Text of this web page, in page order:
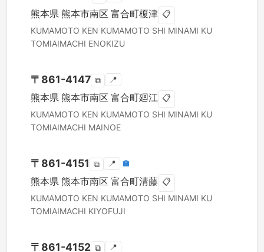
熊本県 熊本市南区 富合町榎津 📋
KUMAMOTO KEN KUMAMOTO SHI MINAMI KU
TOMIAIMACHI ENOKIZU
〒 861-4147 ⧉ 📍
熊本県 熊本市南区 富合町廻江 📋
KUMAMOTO KEN KUMAMOTO SHI MINAMI KU
TOMIAIMACHI MAINOE
〒 861-4151 ⧉ 📍 🏣
熊本県 熊本市南区 富合町清藤 📋
KUMAMOTO KEN KUMAMOTO SHI MINAMI KU
TOMIAIMACHI KIYOFUJI
〒 861-4152 ⧉ 📍